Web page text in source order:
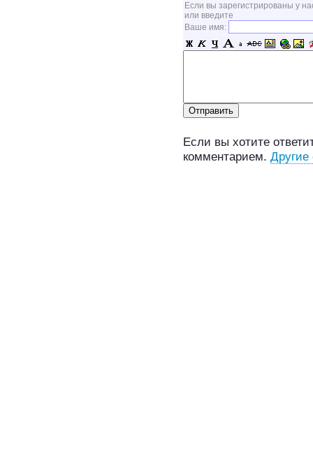
Если вы зарегистрированы у
или введите
Ваше имя:
Если вы хотите
комментарием. Другие